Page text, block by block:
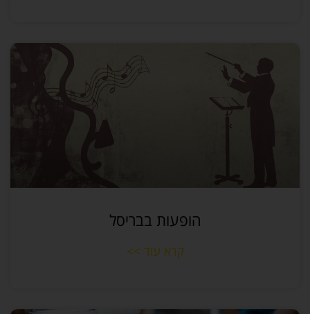
הופעות בבריסל
קרא עוד >>